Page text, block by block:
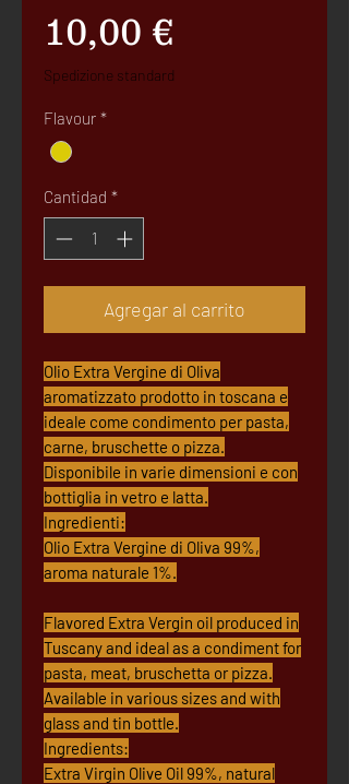
10,00 €
Spedizione standard
Flavour *
Cantidad *
Agregar al carrito
Olio Extra Vergine di Oliva
aromatizzato prodotto in toscana e
ideale come condimento per pasta,
carne, bruschette o pizza.
Disponibile in varie dimensioni e con
bottiglia in vetro e latta.
Ingredienti:
Olio Extra Vergine di Oliva 99%,
aroma naturale 1%.
Flavored Extra Vergin oil produced in
Tuscany and ideal as a condiment for
pasta, meat, bruschetta or pizza.
Available in various sizes and with
glass and tin bottle.
Ingredients:
Extra Virgin Olive Oil 99%, natural